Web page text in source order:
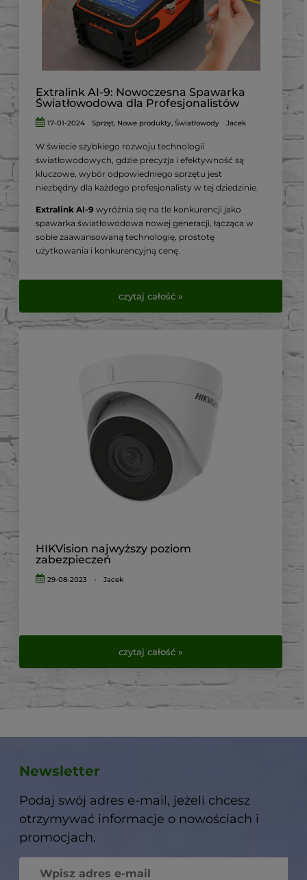
konstrukcja, doskonała jakość obrazu i łatwość
obsługi, sprawiają, że jest to urządzenie nie
tylko funkcjonalne,
ale także intuicyjne w użyciu dla każdego,
Extralink AI-9: Nowoczesna Spawarka
Światłowodowa dla Profesjonalistów
17-01-2024 Sprzęt, Nowe produkty,Światłowody Jacek
W świecie szybkiego rozwoju technologii
światłowodowych, gdzie precyzja i efektywność są
kluczowe, wybór odpowiedniego sprzętu jest
niezbędny dla każdego profesjonalisty w tej dziedzinie.
Extralink AI-9 wyróżnia się na tle konkurencji jako
spawarka światłowodowa nowej generacji, łącząca w
sobie zaawansowaną technologię, prostotę
użytkowania i konkurencyjną cenę.
instalatorów światłowodowych.
czytaj całość »
HIKVision najwyższy poziom
zabezpieczeń
29-08-2023 - Jacek
czytaj całość »
Newsletter
Podaj swój adres e-mail, jeżeli chcesz
otrzymywać informacje o nowościach i
promocjach.